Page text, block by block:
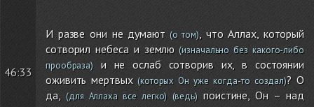
46:33
И разве они не думают(о том), что Аллах, который
сотворил небеса и землю (изначально без какого-либо
прообраза) и не ослаб сотворив их, в состоянии
оживить мертвых(которых Он уже когда-то создал)? О
да, (для Аллаха все легко) (ведь)поистине, Он – над